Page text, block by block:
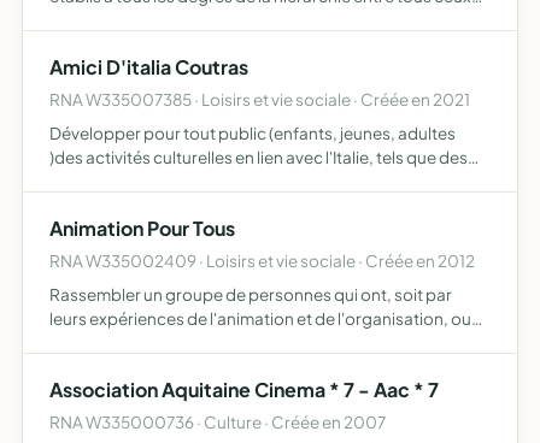
Amici D'italia Coutras
RNA W335007385 · Loisirs et vie sociale · Créée en 2021
Développer pour tout public (enfants, jeunes, adultes
)des activités culturelles en lien avec l'Italie, tels que des
Animation Pour Tous
RNA W335002409 · Loisirs et vie sociale · Créée en 2012
Rassembler un groupe de personnes qui ont, soit par
leurs expériences de l'animation et de l'organisation, ou
associ…
Association Aquitaine Cinema * 7 - Aac * 7
RNA W335000736 · Culture · Créée en 2007